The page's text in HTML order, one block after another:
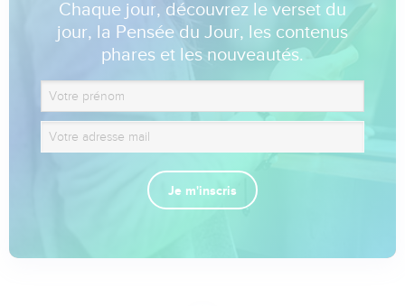
Chaque jour, découvrez le verset du
jour, la Pensée du Jour, les contenus
phares et les nouveautés.
Je m'inscris